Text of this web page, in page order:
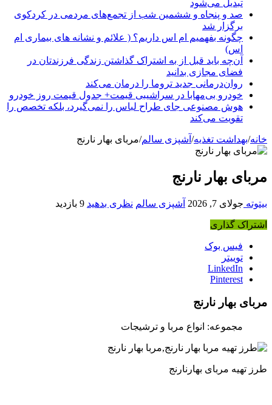
تبدیل می‌شود
صد و پنجاه‌ و ششمین شب از تجمع‌های مردمی در کردکوی
برگزار شد
چگونه بفهمیم ام اس داریم؟ ( علائم و نشانه های بیماری ام
اس)
آن‌چه باید قبل از به اشتراک گذاشتن زندگی فرزندتان در
فضای مجازی بدانید
روان‌درمانی جدید تروما را درمان می‌کند
خودرو بی‌مهابا در سراشیبی قیمت+ جدول قیمت روز خودرو
هوش مصنوعی جای طراح لباس را نمی‌گیرد، بلکه تخصص را
تقویت می‌کند
خانه/بهداشت تغذیه/ آشپزی سالم/مربای بهار نارنج
مربای بهار نارنج
بیتوته جولای 7, 2026 آشپزی سالم نظری بدهید 9 بازدید
اشتراک گذاری
فیس بوک
توییتر
LinkedIn
Pinterest
مربای بهار نارنج
مجموعه: انواع مربا و ترشیجات
طرز تهیه مربای بهارنارنج